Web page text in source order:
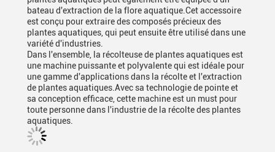
bateau d'extraction de la flore aquatique.Cet accessoire
est conçu pour extraire des composés précieux des
plantes aquatiques, qui peut ensuite être utilisé dans une
variété d'industries.
Dans l'ensemble, la récolteuse de plantes aquatiques est
une machine puissante et polyvalente qui est idéale pour
une gamme d'applications dans la récolte et l'extraction
de plantes aquatiques.Avec sa technologie de pointe et
sa conception efficace, cette machine est un must pour
toute personne dans l'industrie de la récolte des plantes
aquatiques.